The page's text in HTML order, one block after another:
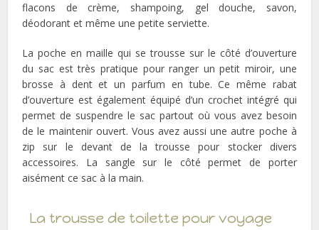
flacons de crème, shampoing, gel douche, savon,
déodorant et même une petite serviette.
La poche en maille qui se trousse sur le côté d’ouverture
du sac est très pratique pour ranger un petit miroir, une
brosse à dent et un parfum en tube. Ce même rabat
d’ouverture est également équipé d’un crochet intégré qui
permet de suspendre le sac partout où vous avez besoin
de le maintenir ouvert. Vous avez aussi une autre poche à
zip sur le devant de la trousse pour stocker divers
accessoires. La sangle sur le côté permet de porter
aisément ce sac à la main.
La trousse de toilette pour voyage